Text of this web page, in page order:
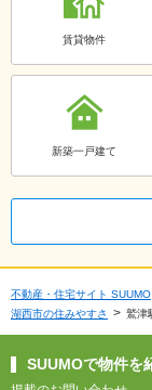
賃貸物件
新築一戸建て
不動産・住宅サイト SUUMO
湖西市の住みやすさ
鷲津
SUUMOで物件を